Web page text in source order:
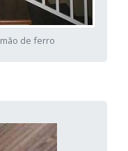
de ferro